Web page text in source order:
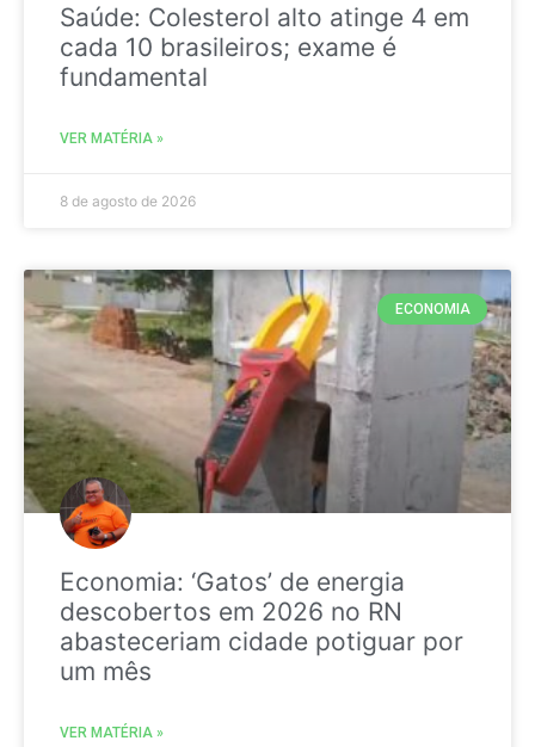
Saúde: Colesterol alto atinge 4 em
cada 10 brasileiros; exame é
fundamental
VER MATÉRIA »
8 de agosto de 2026
ECONOMIA
Economia: ‘Gatos’ de energia
descobertos em 2026 no RN
abasteceriam cidade potiguar por
um mês
VER MATÉRIA »